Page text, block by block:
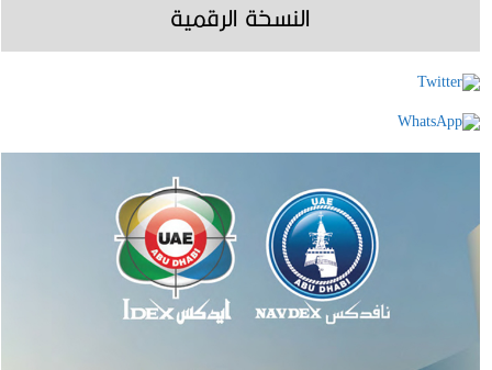
النسخة الرقمية